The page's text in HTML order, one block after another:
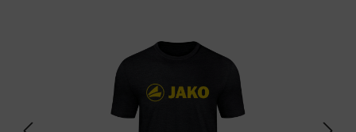
Bildergalerie überspringen